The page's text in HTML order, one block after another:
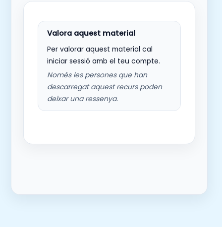
Per valorar aquest material cal
iniciar sessió amb el teu compte.
Només les persones que han
descarregat aquest recurs poden
deixar una ressenya.